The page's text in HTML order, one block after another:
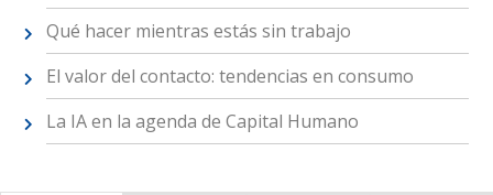
Qué hacer mientras estás sin trabajo
El valor del contacto: tendencias en consumo
La IA en la agenda de Capital Humano